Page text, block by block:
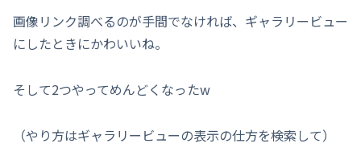
画像リンク調べるのが手間でなければ、ギャラリービュー
にしたときにかわいいね。
そして2つやってめんどくなったw
（やり方はギャラリービューの表示の仕方を検索して）